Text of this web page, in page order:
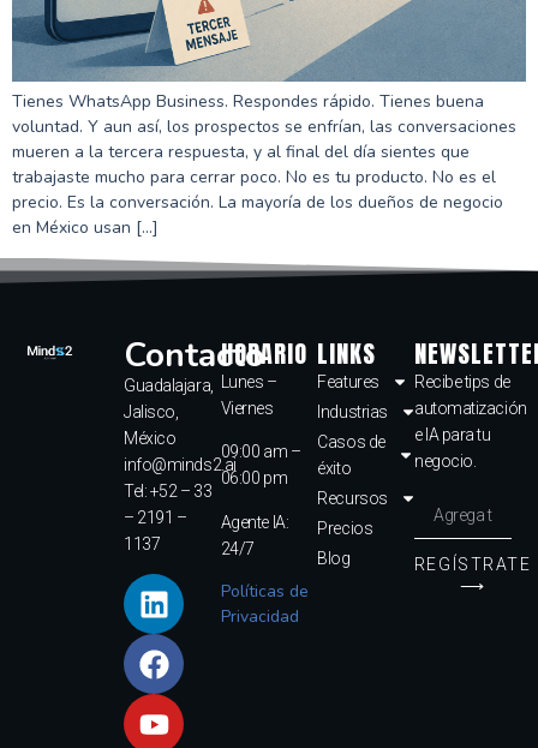
Tienes WhatsApp Business. Respondes rápido. Tienes buena
voluntad. Y aun así, los prospectos se enfrían, las conversaciones
mueren a la tercera respuesta, y al final del día sientes que
trabajaste mucho para cerrar poco. No es tu producto. No es el
precio. Es la conversación. La mayoría de los dueños de negocio
en México usan […]
Contacto
Guadalajara,
Jalisco,
México
info@minds2.ai
Tel: +52 – 33
– 2191 –
1137
HORARIO
Lunes –
Viernes
09:00 am –
06:00 pm
Agente IA:
24/7
Políticas de
Privacidad
LINKS
Features
Industrias
Casos de
éxito
Recursos
Precios
Blog
Recibe tips de
automatización
e IA para tu
negocio.
REGÍSTRATE
⟶